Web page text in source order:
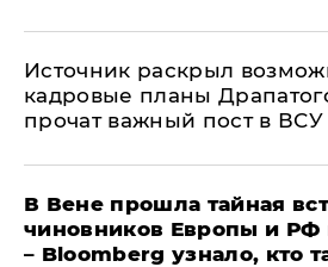
​Источник раскрыл
кадровые планы
прочат важный пост в ВСУ
В Вене прошла тайная
чиновников Европы и РФ
– Bloomberg узнало, кто